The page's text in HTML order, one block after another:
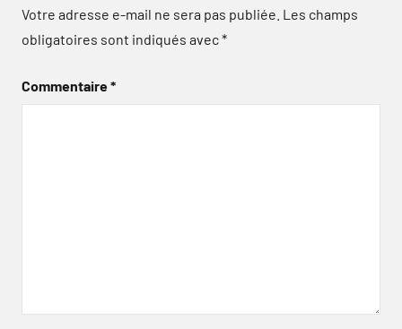
Votre adresse e-mail ne sera pas publiée. Les champs
obligatoires sont indiqués avec*
Commentaire*